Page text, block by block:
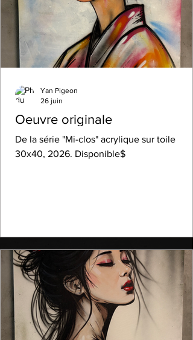
Oeuvre originale
De la série "Mi-clos" acrylique sur toile
30x40, 2026. Disponible$
Yan Pigeon
26 juin